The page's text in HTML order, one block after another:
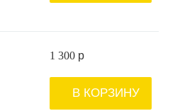
1 300 p
В КОРЗИНУ